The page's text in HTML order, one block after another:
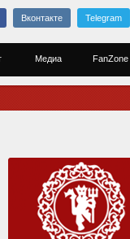
Вконтакте Telegram
Медиа FanZone